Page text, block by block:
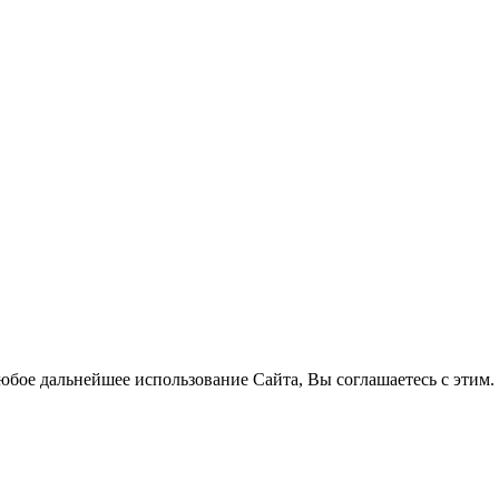
дальнейшее использование Сайта, Вы соглашаетесь с этим.